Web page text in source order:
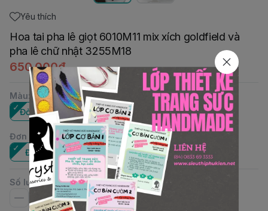
Yêu thích
Hoa tai pha lê giọt 6010M11 mix xích goldfield và
pha lê chữ nhật 3255M18
650.000đ
Màu:
Đỏ Siam
Đơn vị :
Đôi
Số lượng